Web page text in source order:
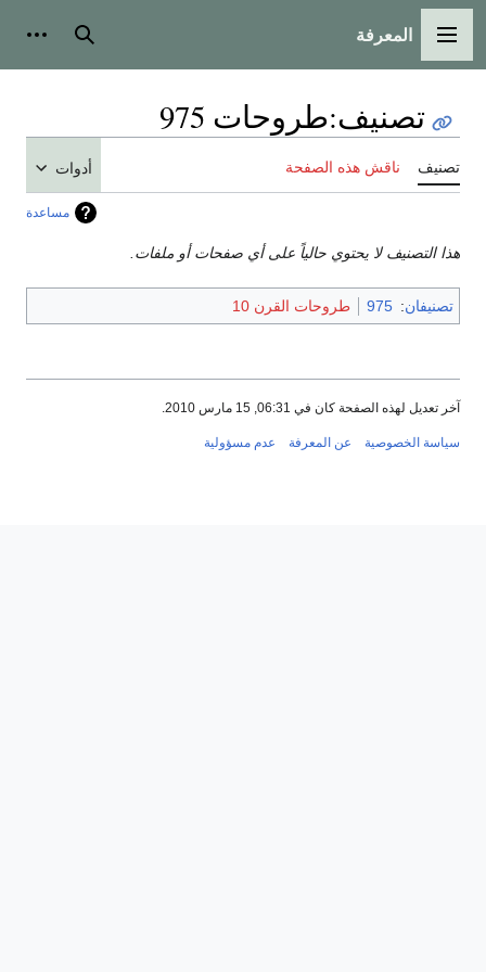
القائمة الرئيسية
المعرفة بحث
تصنيف:طروحات 975
تصنيف ناقش هذه الصفحة أدوات
مساعدة
هذا التصنيف لا يحتوي حالياً على أي صفحات أو ملفات.
تصنيفان:
975 طروحات القرن 10
آخر تعديل لهذه الصفحة كان في 06:31, 15 مارس 2010.
سياسة الخصوصية عن المعرفة عدم مسؤولية